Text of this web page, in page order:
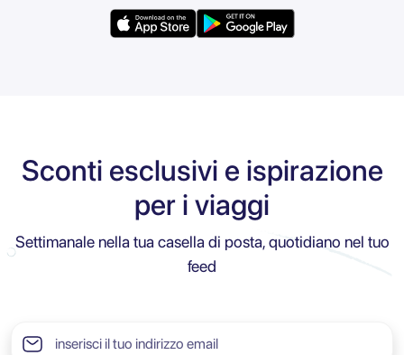
Sconti esclusivi e ispirazione
per i viaggi
Settimanale nella tua casella di posta, quotidiano nel tuo
feed